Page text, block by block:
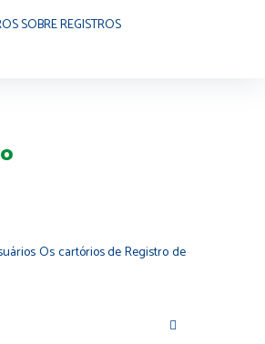
SOBRE REGISTROS
Os cartórios de Registro de